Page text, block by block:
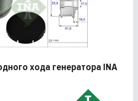
хода генератора INA